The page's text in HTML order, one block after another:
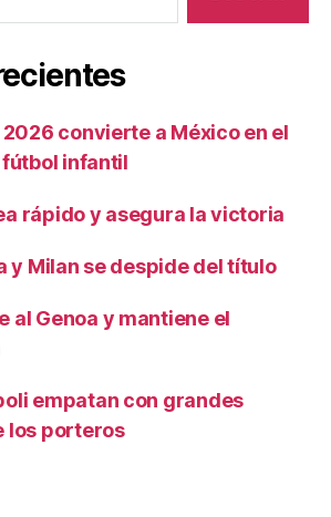
2026 convierte a México en el
infantil
rápido y asegura la victoria
y Milan se despide del título
al Genoa y mantiene el
empatan con grandes
los porteros